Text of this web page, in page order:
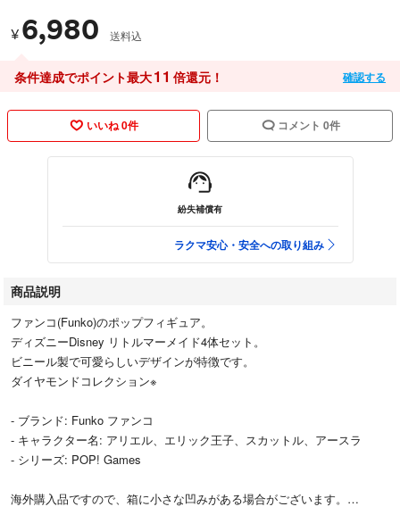
¥ 6,980 送料込
条件達成でポイント最大11 倍還元！ 確認する
いいね 0件 コメント 0件
紛失補償有
ラクマ安心・安全への取り組み
商品説明
ファンコ(Funko)のポップフィギュア。
ディズニーDisney リトルマーメイド4体セット。
ビニール製で可愛らしいデザインが特徴です。
ダイヤモンドコレクション※
- ブランド: Funko ファンコ
- キャラクター名: アリエル、エリック王子、スカットル、アースラ
- シリーズ: POP! Games
海外購入品ですので、箱に小さな凹みがある場合がございます。